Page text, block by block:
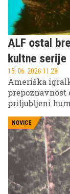
ALF ostal
kultne serije
15. 06. 2026 11.28
Ameriška
prepoznavnost
priljubljeni
NOVICE